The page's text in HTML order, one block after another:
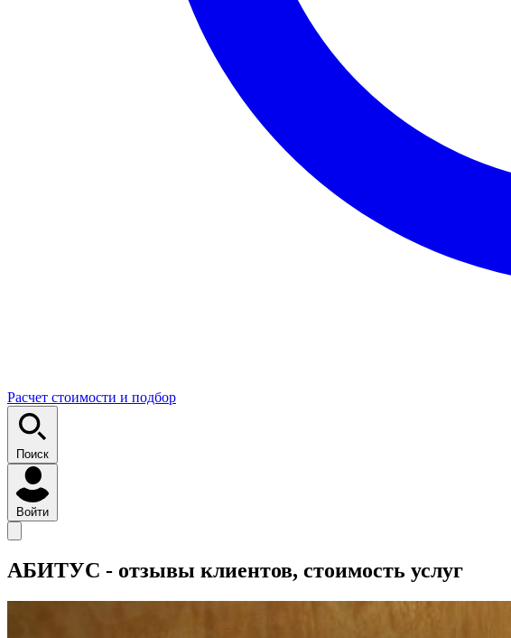
Расчет стоимости и подбор
Поиск
Войти
АБИТУС - отзывы клиентов, стоимость услуг